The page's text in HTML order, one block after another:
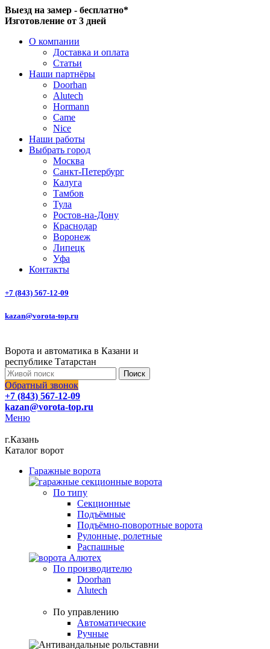
Выезд на замер - бесплатно*
Изготовление от 3 дней
О компании
Доставка и оплата
Статьи
Наши партнёры
Doorhan
Alutech
Hormann
Came
Nice
Наши работы
Выбрать город
Москва
Санкт-Петербург
Калуга
Тамбов
Тула
Ростов-на-Дону
Краснодар
Воронеж
Липецк
Уфа
Контакты
+7 (843) 567-12-09
kazan@vorota-top.ru
Ворота и автоматика в Казани и
республике Татарстан
Поиск
Обратный звонок
+7 (843) 567-12-09
kazan@vorota-top.ru
Меню
г.Казань
Каталог ворот
Гаражные ворота
По типу
Секционные
Подъёмные
Подъёмно-поворотные ворота
Рулонные, ролетные
Распашные
По производителю
Doorhan
Alutech
По управлению
Автоматические
Ручные